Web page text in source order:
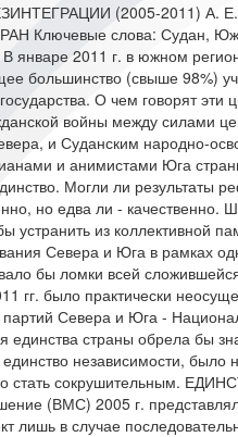
(2005-2011) А. Е.
Ключевые слова: Судан,
январе 2011 г. в южном
большинство (свыше 98%)
О чем говорят
войны между силами
и Суданским народно-
и анимистами Юга
Могли ли результаты
но едва ли - качественно.
устранить из коллективной
Севера и Юга в рамках
бы ломки всей
гг. было практически
Севера и Юга -
страны обрела бы
независимости, было
стать сокрушительным.
(ВМС) 2005 г.
лишь в случае